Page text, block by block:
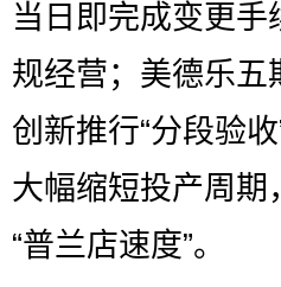
当日即完成变更
规经营；美德乐五
创新推行“分段验
大幅缩短投产周期
“普兰店速度”。